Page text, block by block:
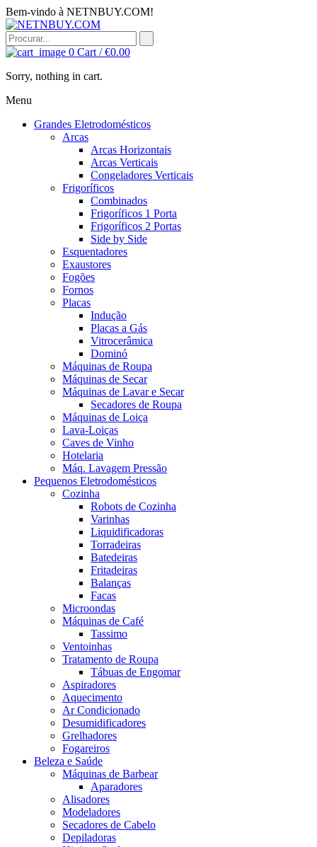
Bem-vindo à NETNBUY.COM!
0 Cart /€0.00
Sorry, nothing in cart.
Menu
Grandes Eletrodomésticos
Arcas
Arcas Horizontais
Arcas Verticais
Congeladores Verticais
Frigoríficos
Combinados
Frigoríficos 1 Porta
Frigoríficos 2 Portas
Side by Side
Esquentadores
Exaustores
Fogões
Fornos
Placas
Indução
Placas a Gás
Vitrocerâmica
Dominó
Máquinas de Roupa
Máquinas de Secar
Máquinas de Lavar e Secar
Secadores de Roupa
Máquinas de Loiça
Lava-Loiças
Caves de Vinho
Hotelaria
Máq. Lavagem Pressão
Pequenos Eletrodomésticos
Cozinha
Robots de Cozinha
Varinhas
Liquidificadoras
Torradeiras
Batedeiras
Fritadeiras
Balanças
Facas
Microondas
Máquinas de Café
Tassimo
Ventoinhas
Tratamento de Roupa
Tábuas de Engomar
Aspiradores
Aquecimento
Ar Condicionado
Desumidificadores
Grelhadores
Fogareiros
Beleza e Saúde
Máquinas de Barbear
Aparadores
Alisadores
Modeladores
Secadores de Cabelo
Depiladoras